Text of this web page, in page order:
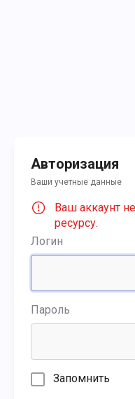
Авторизация
Ваши учетные данные
Ваш аккаунт
ресурсу.
Логин
Пароль
Запомнить